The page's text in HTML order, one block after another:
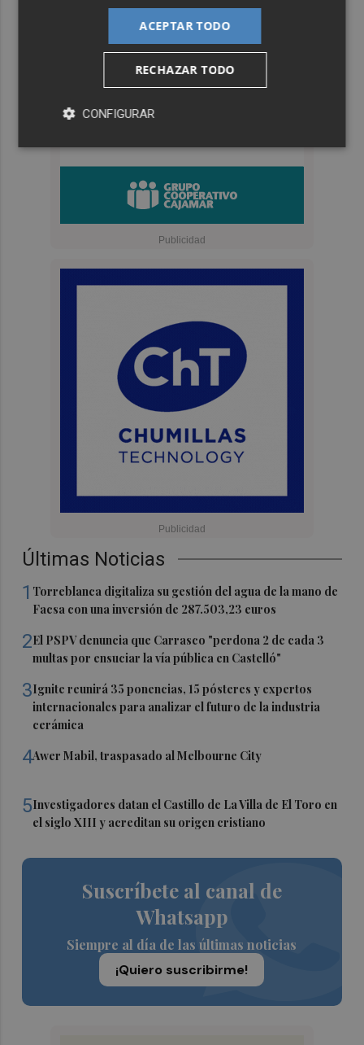
Últimas Noticias
1 Torreblanca digitaliza su gestión del agua de la mano de
Facsa con una inversión de 287.503,23 euros
2El PSPV denuncia que Carrasco "perdona 2 de cada 3
multas por ensuciar la vía pública en Castelló"
3Ignite reunirá 35 ponencias, 15 pósteres y expertos
internacionales para analizar el futuro de la industria
cerámica
4Awer Mabil, traspasado al Melbourne City
5Investigadores datan el Castillo de La Villa de El Toro en
el siglo XIII y acreditan su origen cristiano
Suscríbete al canal de
Whatsapp
Siempre al día de las últimas noticias
¡Quiero suscribirme!
ACEPTAR TODO
RECHAZAR TODO
CONFIGURAR